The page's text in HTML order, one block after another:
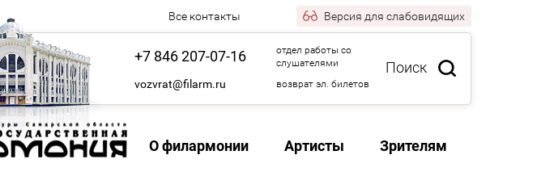
Все контакты Версия для слабовидящих
Поиск
+7 846 207-07-16
отдел работы со
слушателями
vozvrat@filarm.ru возврат эл. билетов
О филармонии Артисты Зрителям